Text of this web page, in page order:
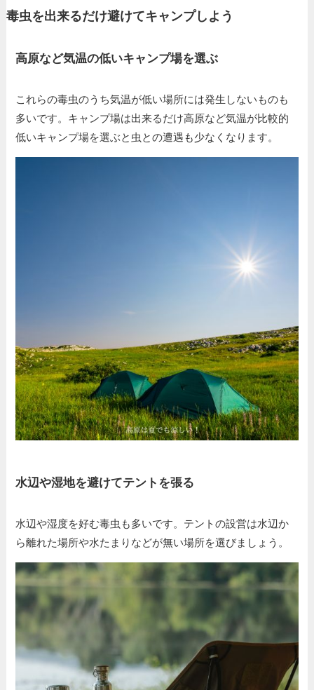
毒虫を出来るだけ避けてキャンプしよう
高原など気温の低いキャンプ場を選ぶ
これらの毒虫のうち気温が低い場所には発生しないものも
多いです。キャンプ場は出来るだけ高原など気温が比較的
低いキャンプ場を選ぶと虫との遭遇も少なくなります。
水辺や湿地を避けてテントを張る
水辺や湿度を好む毒虫も多いです。テントの設営は水辺か
ら離れた場所や水たまりなどが無い場所を選びましょう。